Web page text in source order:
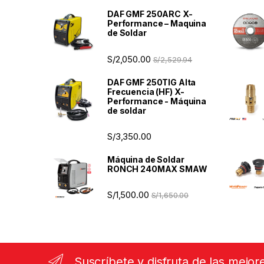
DAF GMF 250ARC X-
Performance – Maquina
de Soldar
S/2,050.00 S/2,529.94
DAF GMF 250TIG Alta
Frecuencia (HF) X-
Performance - Máquina
de soldar
S/3,350.00
Máquina de Soldar
RONCH 240MAX SMAW
S/1,500.00 S/1,650.00